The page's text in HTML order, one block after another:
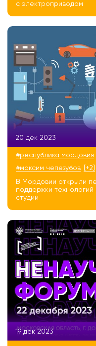
с электроприводом
20 дек 2023
#республика мордовия
#максим чепезубов
[+2]
В Мордовии открыли
поддержки
студии
19 дек 2023